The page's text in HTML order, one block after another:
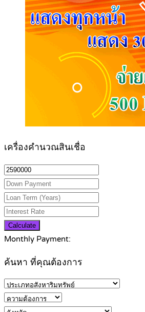
เครื่องคำนวณสินเชื่อ
Calculate
Monthly Payment:
ค้นหา ที่คุณต้องการ